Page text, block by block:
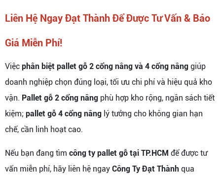
Liên Hệ Ngay Đạt Thành Để Được Tư Vấn & Báo
Giá Miễn Phí!
Việc phân biệt pallet gỗ 2 cổng nâng và 4 cổng nâng giúp
doanh nghiệp chọn đúng loại, tối ưu chi phí và hiệu quả kho
vận. Pallet gỗ 2 cổng nâng phù hợp kho rộng, ngân sách tiết
kiệm; pallet gỗ 4 cổng nâng lý tưởng cho không gian hạn
chế, cần linh hoạt cao.
Nếu bạn đang tìm công ty pallet gỗ tại TP.HCM để được tư
vấn miễn phí, hãy liên hệ ngay Công Ty Đạt Thành qua